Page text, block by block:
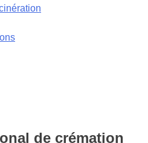
de crémation